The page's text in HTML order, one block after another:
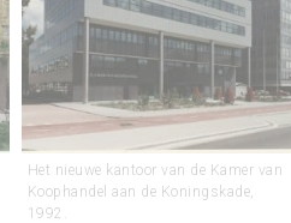
Het nieuwe kantoor van de Kamer van
Koophandel aan de Koningskade,
1992.